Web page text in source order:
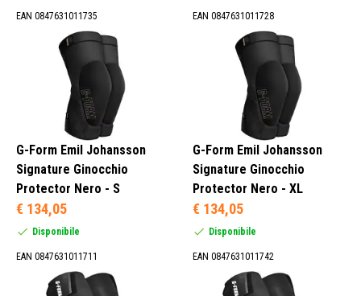
EAN 0847631011735 EAN 0847631011728
G-Form Emil Johansson
Signature Ginocchio
Protector Nero - S
€ 134,05
Disponibile
EAN 0847631011711
G-Form Emil Johansson
Signature Ginocchio
Protector Nero - XL
€ 134,05
Disponibile
EAN 0847631011742